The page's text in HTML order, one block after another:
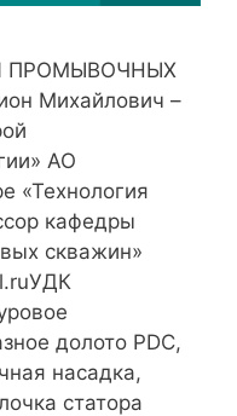
ПРОМЫВОЧНЫХ
Михайлович –
АО
«Технология
кафедры
скважин»
долото PDC,
насадка,
статора